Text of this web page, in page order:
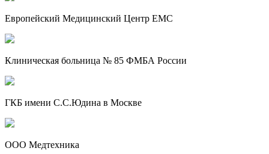
Европейский Медицинский Центр EMC
Клиническая больница № 85 ФМБА России
ГКБ имени С.С.Юдина в Москве
ООО Медтехника